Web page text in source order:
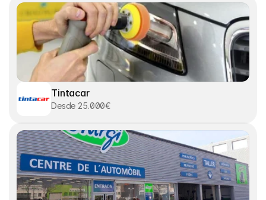
Tintacar
Desde 25.000€